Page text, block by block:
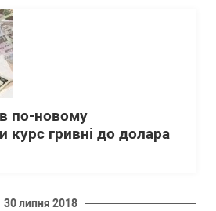
по-новому
курс гривні до долара
30 липня 2018